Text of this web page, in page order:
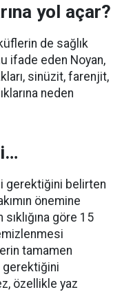
yol açar?
de sağlık
ifade eden Noyan,
sinüzit, farenjit,
neden
gerektiğini belirten
önemine
göre 15
tamamen
gerektiğini
özellikle yaz